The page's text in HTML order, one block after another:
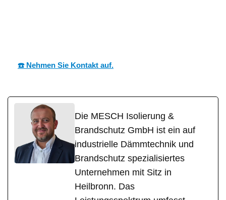
☎️ Nehmen Sie Kontakt auf.
Die MESCH Isolierung &
Brandschutz GmbH ist ein auf
industrielle Dämmtechnik und
Brandschutz spezialisiertes
Unternehmen mit Sitz in
Heilbronn. Das